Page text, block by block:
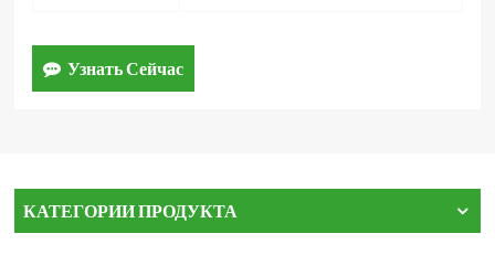
Узнать Сейчас
КАТЕГОРИИ ПРОДУКТА